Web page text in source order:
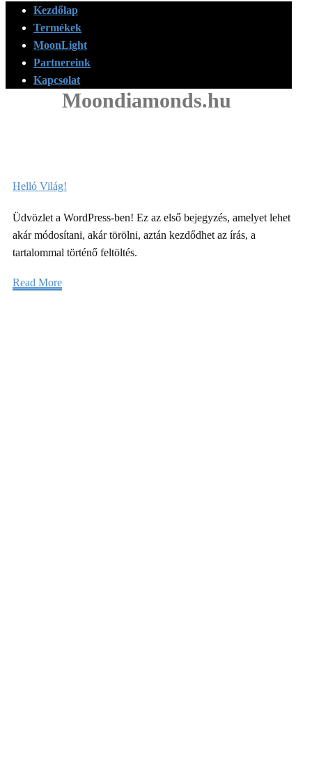
Kezdőlap
Termékek
MoonLight
Partnereink
Kapcsolat
Moondiamonds.hu
Helló Világ!
Üdvözlet a WordPress-ben! Ez az első bejegyzés, amelyet lehet
akár módosítani, akár törölni, aztán kezdődhet az írás, a
tartalommal történő feltöltés.
Read More